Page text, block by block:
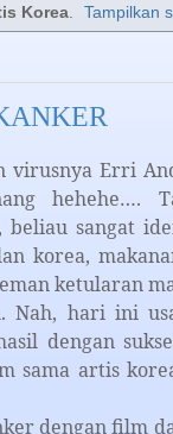
Korea. Tampilkan
virusnya Erri
hehehe….
sangat
korea,
ketularan
Nah, hari ini
dengan
sama artis
dengan film